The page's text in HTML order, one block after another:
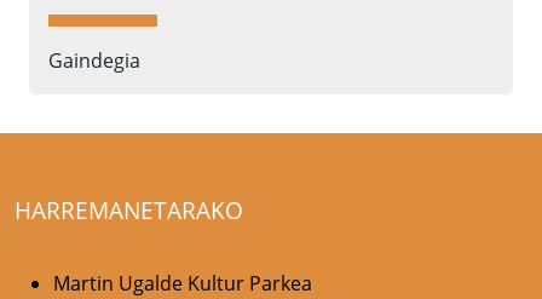
Gaindegia
HARREMANETARAKO
Martin Ugalde Kultur Parkea